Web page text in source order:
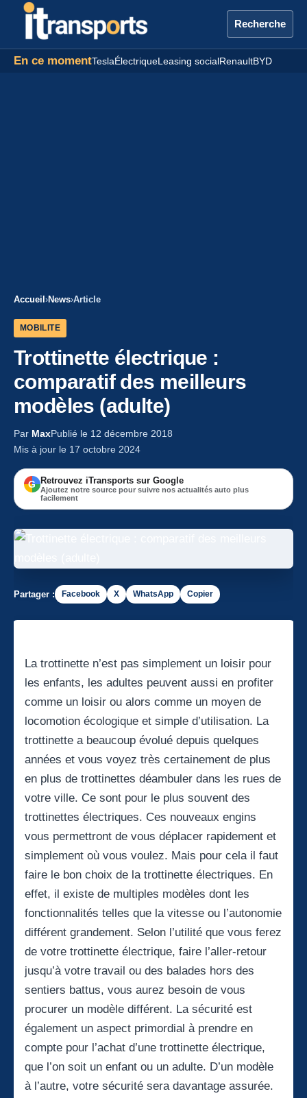
Recherche
En ce momentTeslaÉlectriqueLeasing socialRenaultBYD
Accueil ›News›Article
MOBILITE
Trottinette électrique :
comparatif des meilleurs
modèles (adulte)
Par MaxPublié le 12 décembre 2018
Mis à jour le 17 octobre 2024
G Retrouvez iTransports sur Google
Ajoutez notre source pour suivre nos actualités auto plus
facilement
Partager : Facebook X WhatsApp Copier
La trottinette n’est pas simplement un loisir pour
les enfants, les adultes peuvent aussi en profiter
comme un loisir ou alors comme un moyen de
locomotion écologique et simple d’utilisation. La
trottinette a beaucoup évolué depuis quelques
années et vous voyez très certainement de plus
en plus de trottinettes déambuler dans les rues de
votre ville. Ce sont pour le plus souvent des
trottinettes électriques. Ces nouveaux engins
vous permettront de vous déplacer rapidement et
simplement où vous voulez. Mais pour cela il faut
faire le bon choix de la trottinette électriques. En
effet, il existe de multiples modèles dont les
fonctionnalités telles que la vitesse ou l’autonomie
différent grandement. Selon l’utilité que vous ferez
de votre trottinette électrique, faire l’aller-retour
jusqu’à votre travail ou des balades hors des
sentiers battus, vous aurez besoin de vous
procurer un modèle différent. La sécurité est
également un aspect primordial à prendre en
compte pour l’achat d’une trottinette électrique,
que l’on soit un enfant ou un adulte. D’un modèle
à l’autre, votre sécurité sera davantage assurée.